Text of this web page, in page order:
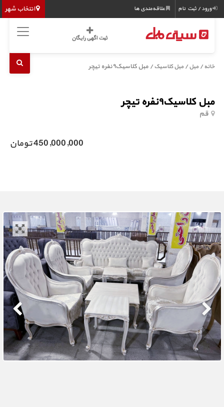
انتخاب شهر ورود / ثبت نام علاقه‌مندی ها
ثبت اگهی رایگان
خانه /مبل/مبل کلاسیک/ مبل کلاسیک۹نفره تیچر
مبل کلاسیک۹نفره تیچر
قم
450,000,000 تومان